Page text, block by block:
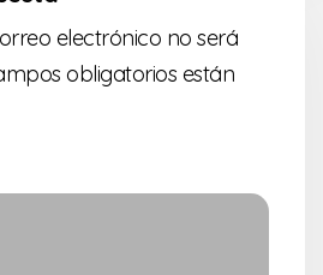
electrónico no será
obligatorios están